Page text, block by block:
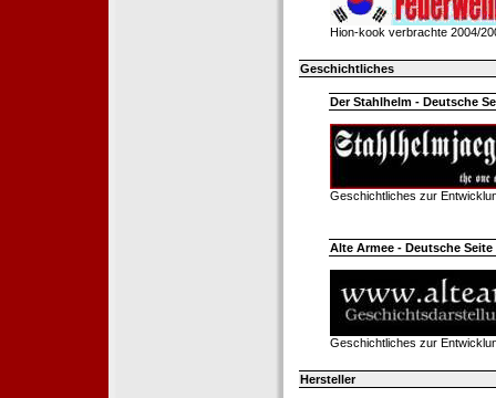
Hion-kook verbrachte 2004/
Geschichtliches
Der Stahlhelm - Deutsche
Geschichtliches zur
Alte Armee - Deutsche Seite
Geschichtliches zur
Hersteller